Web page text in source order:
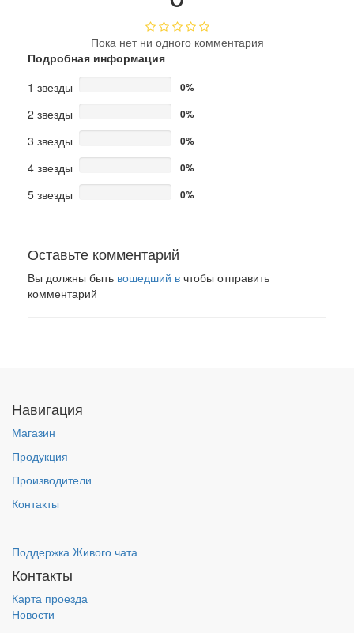
Пока нет ни одного комментария
Подробная информация
1 звезды
0%
2 звезды 0%
3 звезды 0%
4 звезды 0%
5 звезды 0%
Оставьте комментарий
Вы должны быть вошедший в чтобы отправить
комментарий
Навигация
Магазин
Продукция
Производители
Контакты
Поддержка Живого чата
Контакты
Карта проезда
Новости